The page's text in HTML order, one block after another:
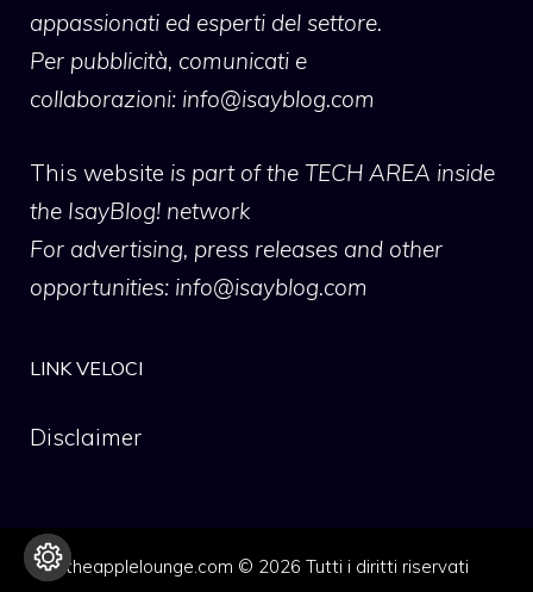
appassionati ed esperti del settore.
Per pubblicità, comunicati e
collaborazioni: info@isayblog.com
This website is part of the TECH AREA inside
the IsayBlog! network
For advertising, press releases and other
opportunities: info@isayblog.com
LINK VELOCI
Disclaimer
theapplelounge.com © 2026 Tutti i diritti riservati